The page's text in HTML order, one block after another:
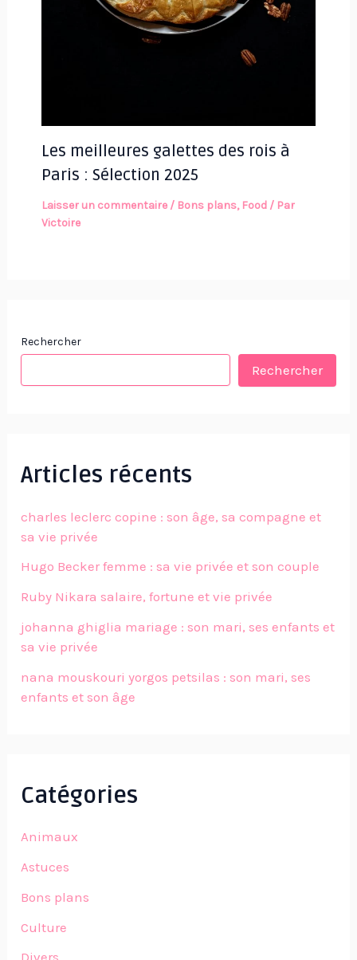
Les meilleures galettes des rois à
Paris : Sélection 2025
Laisser un commentaire / Bons plans, Food/ Par
Victoire
Rechercher
Rechercher
Articles récents
charles leclerc copine : son âge, sa compagne et
sa vie privée
Hugo Becker femme : sa vie privée et son couple
Ruby Nikara salaire, fortune et vie privée
johanna ghiglia mariage : son mari, ses enfants et
sa vie privée
nana mouskouri yorgos petsilas : son mari, ses
enfants et son âge
Catégories
Animaux
Astuces
Bons plans
Culture